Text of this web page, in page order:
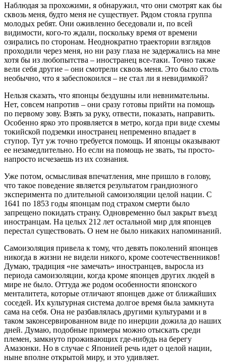
Наблюдая за прохожими, я обнаружил, что они смотрят как бы
сквозь меня, будто меня не существует. Рядом стояла группа
молодых ребят. Они оживленно беседовали и, по всей
видимости, кого-то ждали, поскольку время от времени
озирались по сторонам. Неоднократно траектории взглядов
проходили через меня, но ни разу глаза не задержались на мне
хотя бы из любопытства – иностранец все-таки. Точно также
вели себя другие – они смотрели сквозь меня. Это было столь
необычно, что я забеспокоился – не стал ли я невидимкой?
Нельзя сказать, что японцы бездушны или невнимательны.
Нет, совсем напротив – они сразу готовы прийти на помощь
по первому зову. Взять за руку, отвести, показать, направить.
Особенно ярко это проявляется в метро, когда при виде схемы
токийской подземки иностранец непременно впадает в
ступор. Тут уж точно требуется помощь. И японцы оказывают
ее незамедлительно. Но если на помощь не звать, ты просто-
напросто исчезаешь из их сознания.
Уже потом, осмысливая впечатления, мне пришло в голову,
что такое поведение является результатом грандиозного
эксперимента по длительной самоизоляции целой нации. С
1641 по 1853 годы японцам под страхом смерти было
запрещено покидать страну. Одновременно был закрыт въезд
иностранцам. На целых 212 лет остальной мир для японцев
перестал существовать. О нем не было никаких напоминаний.
Самоизоляция привела к тому, что девять поколений японцев
никогда в жизни не видели никого, кроме соотечественников!
Думаю, традиция «не замечать» иностранцев, выросла из
периода самоизоляции, когда кроме японцев других людей в
мире не было. Оттуда же родом особенности японского
менталитета, которые отличают японцев даже от ближайших
соседей. Их культурная система долгое время была замкнута
сама на себя. Она не разбавлялась другими культурами и в
таком законсервированном виде по инерции дожила до наших
дней. Думаю, подобные примеры можно отыскать среди
племен, замкнуто проживающих где-нибудь на берегу
Амазонки. Но в случае с Японией речь идет о целой нации,
ныне вполне открытой миру, и это удивляет.